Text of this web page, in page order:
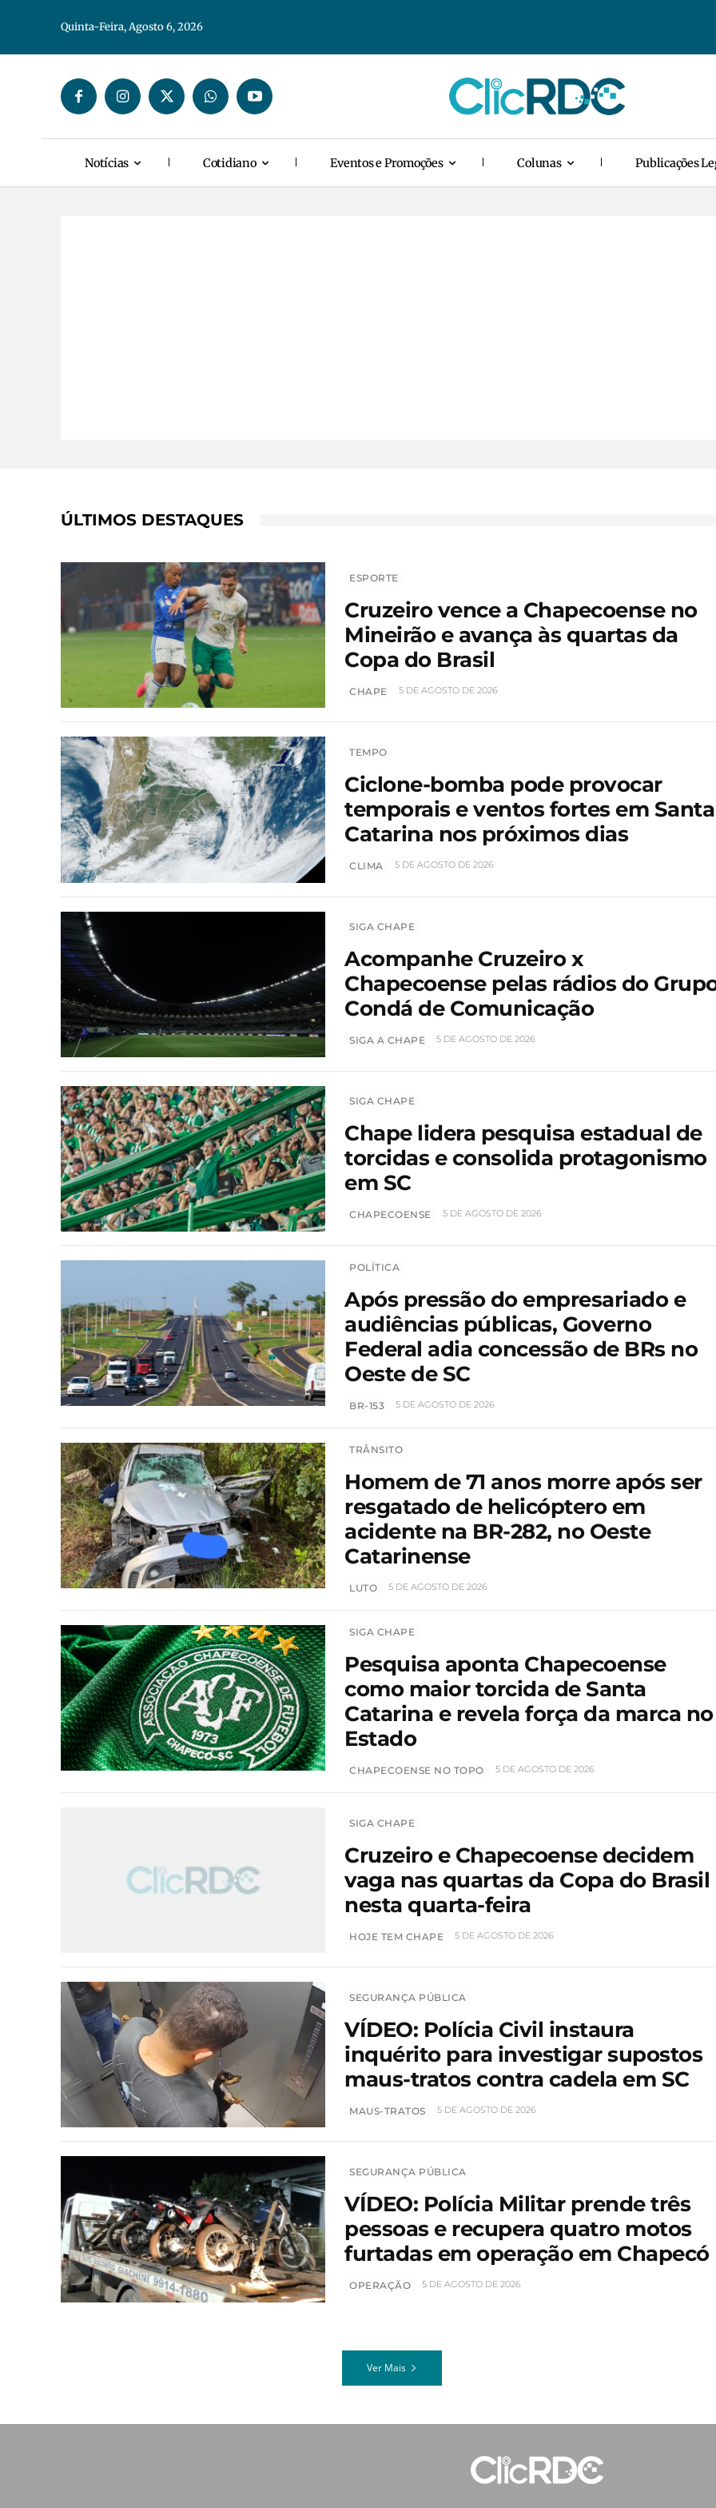
Quinta-Feira, Agosto 6, 2026
Notícias Cotidiano Eventos e Promoções Colunas Publicações
ÚLTIMOS DESTAQUES
ESPORTE
Cruzeiro vence a Chapecoense no
Mineirão e avança às quartas da
Copa do Brasil
CHAPE 5 DE AGOSTO DE 2026
TEMPO
Ciclone-bomba pode provocar
temporais e ventos fortes em Santa
Catarina nos próximos dias
CLIMA 5 DE AGOSTO DE 2026
SIGA CHAPE
Acompanhe Cruzeiro x
Chapecoense pelas rádios do
Condá de Comunicação
SIGA A CHAPE 5 DE AGOSTO DE 2026
SIGA CHAPE
Chape lidera pesquisa estadual de
torcidas e consolida protagonismo
em SC
CHAPECOENSE 5 DE AGOSTO DE 2026
POLÍTICA
Após pressão do empresariado e
audiências públicas, Governo
Federal adia concessão de BRs no
Oeste de SC
BR-153 5 DE AGOSTO DE 2026
TRÂNSITO
Homem de 71 anos morre após ser
resgatado de helicóptero em
acidente na BR-282, no Oeste
Catarinense
LUTO 5 DE AGOSTO DE 2026
SIGA CHAPE
Pesquisa aponta Chapecoense
como maior torcida de Santa
Catarina e revela força da marca no
Estado
CHAPECOENSE NO TOPO 5 DE AGOSTO DE 2026
SIGA CHAPE
Cruzeiro e Chapecoense decidem
vaga nas quartas da Copa do Brasil
nesta quarta-feira
HOJE TEM CHAPE 5 DE AGOSTO DE 2026
SEGURANÇA PÚBLICA
VÍDEO: Polícia Civil instaura
inquérito para investigar supostos
maus-tratos contra cadela em SC
MAUS-TRATOS 5 DE AGOSTO DE 2026
SEGURANÇA PÚBLICA
VÍDEO: Polícia Militar prende três
pessoas e recupera quatro motos
furtadas em operação em Chapecó
OPERAÇÃO 5 DE AGOSTO DE 2026
Ver Mais